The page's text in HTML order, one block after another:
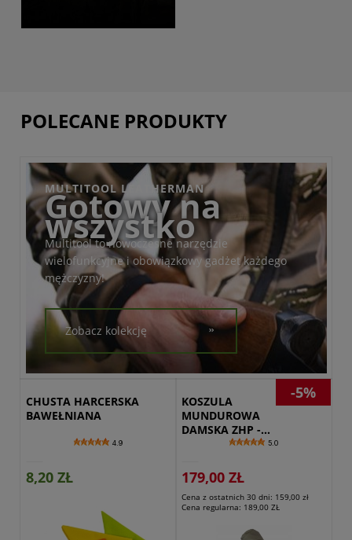
POLECANE PRODUKTY
CHUSTA HARCERSKA
BAWEŁNIANA
4.9
8,20 ZŁ
KOSZULA
MUNDUROWA
DAMSKA ZHP -
SZARA BLUZA
5.0
179,00 ZŁ
Cena z ostatnich 30 dni: 159,00 zł
Cena regularna: 189,00 ZŁ
-5%
MULTITOOL LEATHERMAN
Gotowy na
wszystko
Multitool to nowoczesne narzędzie
wielofunkcyjne i obowiązkowy gadżet każdego
mężczyzny!
Zobacz kolekcję